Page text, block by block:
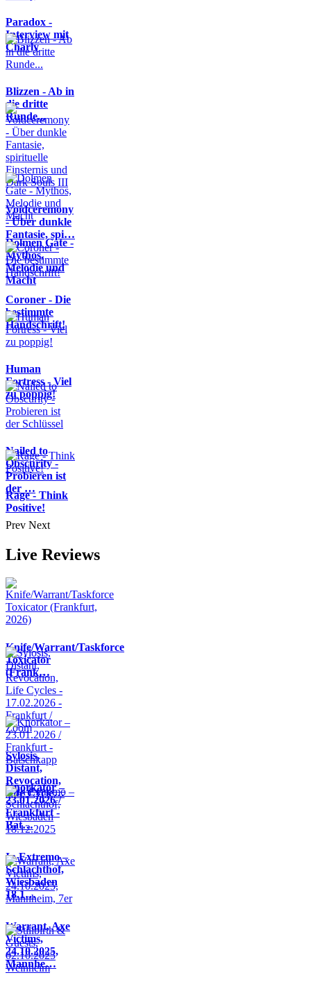
Paradox -
Interview mit
Charly
Blizzen - Ab in
die dritte
Runde...
Voidceremony
- Über dunkle
Fantasie, spi…
Dolmen Gate -
Mythos,
Melodie und
Macht
Coroner - Die
bestimmte
Handschrift!
Human
Fortress - Viel
zu poppig!
Nailed to
Obscurity -
Probieren ist
der …
Rage - Think
Positive!
Prev Next
Live Reviews
Knife/Warrant/Taskforce
Toxicator
(Frank…
Sylosis,
Distant,
Revocation,
Life Cycle…
Knorkator –
23.01.2026 /
Frankfurt -
Bat…
In Extremo –
Schlachthof,
Wiesbaden
18.1…
Warrant, Axe
Victims,
24.10.2025,
Mannhe…